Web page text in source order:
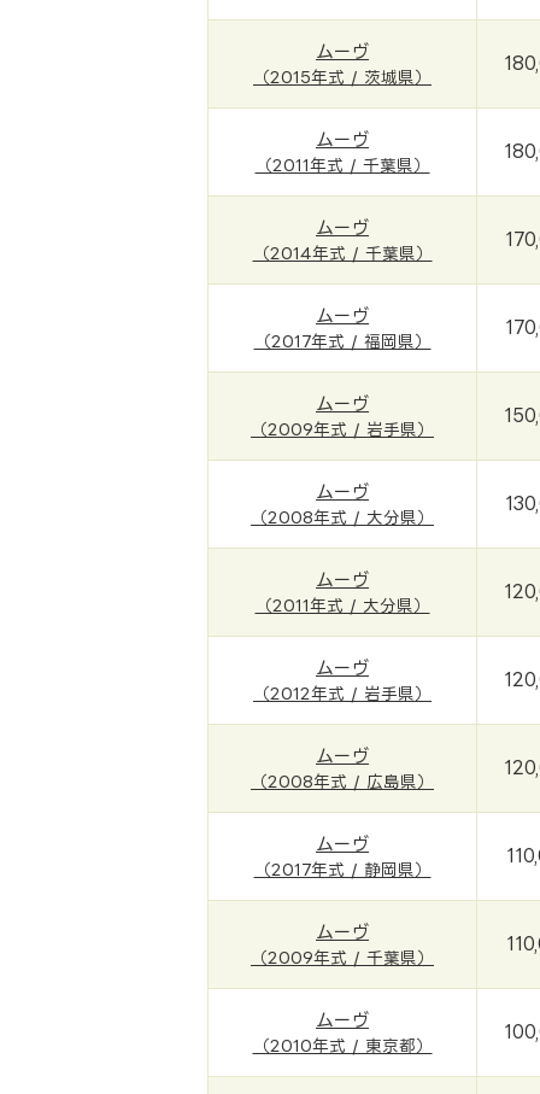
ムーヴ
（2015年式 / 茨城県）
ムーヴ
（2011年式 / 千葉県）
ムーヴ
（2014年式 / 千葉県）
ムーヴ
（2017年式 / 福岡県）
ムーヴ
（2009年式 / 岩手県）
ムーヴ
（2008年式 / 大分県）
ムーヴ
（2011年式 / 大分県）
ムーヴ
（2012年式 / 岩手県）
ムーヴ
（2008年式 / 広島県）
ムーヴ
（2017年式 / 静岡県）
ムーヴ
（2009年式 / 千葉県）
ムーヴ
（2010年式 / 東京都）